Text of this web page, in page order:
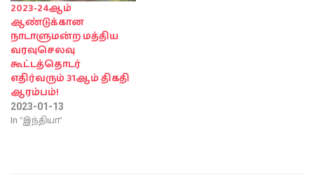
2023-24ஆம்
ஆண்டுக்கான
நாடாளுமன்ற மத்திய
வரவுசெலவு
கூட்டத்தொடர்
எதிர்வரும் 31ஆம் திகதி
ஆரம்பம்!
2023-01-13
In "இந்தியா"